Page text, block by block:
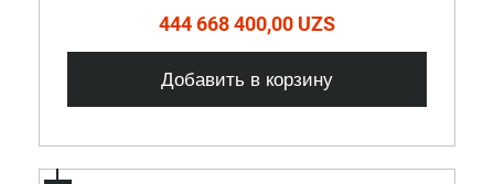
444 668 400,00 UZS
Добавить в корзину